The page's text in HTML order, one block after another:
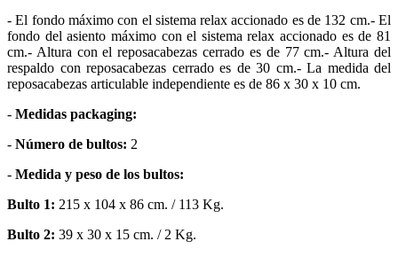
- El fondo máximo con el sistema relax accionado es de 132 cm.- El
fondo del asiento máximo con el sistema relax accionado es de 81
cm.- Altura con el reposacabezas cerrado es de 77 cm.- Altura del
respaldo con reposacabezas cerrado es de 30 cm.- La medida del
reposacabezas articulable independiente es de 86 x 30 x 10 cm.
- Medidas packaging:
- Número de bultos: 2
- Medida y peso de los bultos:
Bulto 1: 215 x 104 x 86 cm. / 113 Kg.
Bulto 2: 39 x 30 x 15 cm. / 2 Kg.